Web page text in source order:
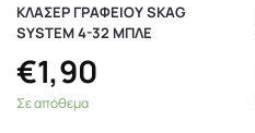
ΚΛΑΣΕΡ ΓΡΑΦΕΙΟΥ SKAG
SYSTEM 4-32 ΜΠΛΕ
€1,90
Σε απόθεμα